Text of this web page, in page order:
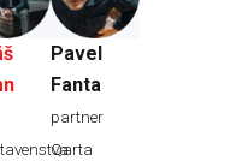
Pavel
Fanta
partner
Qarta